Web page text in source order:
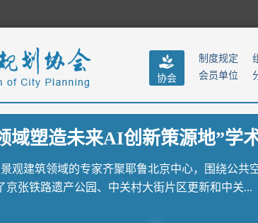
协会
制度规定
会员单位
域塑造未来AI创新策源地”学
观建筑领域的专家齐聚耶鲁北京中心，围绕公共
京张铁路遗产公园、中关村大街片区更新和中关...